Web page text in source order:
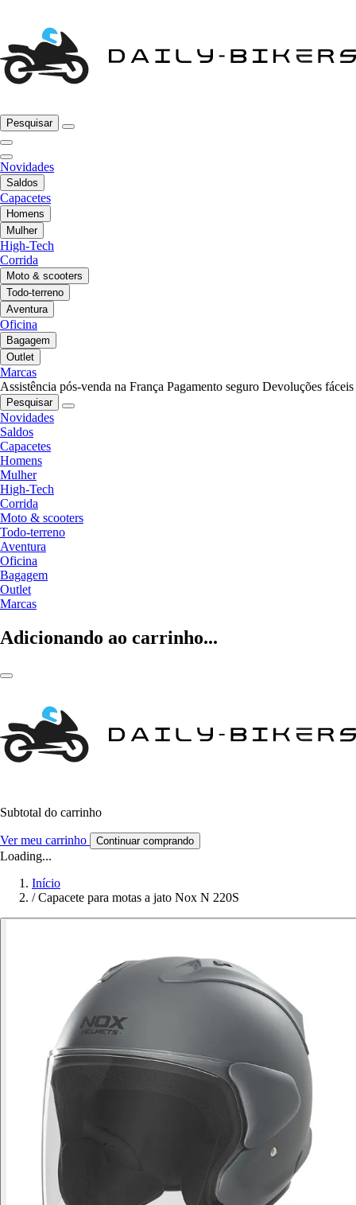
Pesquisar
Novidades
Saldos
Capacetes
Homens
Mulher
High-Tech
Corrida
Moto & scooters
Todo-terreno
Aventura
Oficina
Bagagem
Outlet
Marcas
Assistência pós-venda na França Pagamento seguro Devoluções fáceis
Pesquisar
Novidades
Saldos
Capacetes
Homens
Mulher
High-Tech
Corrida
Moto & scooters
Todo-terreno
Aventura
Oficina
Bagagem
Outlet
Marcas
Adicionando ao carrinho...
Subtotal do carrinho
Ver meu carrinho Continuar comprando
Loading...
Início
/ Capacete para motas a jato Nox N 220S